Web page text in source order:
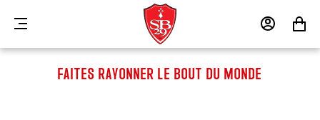
MENU MON MON
FAITES RAYONNER LE BOUT DU MONDE